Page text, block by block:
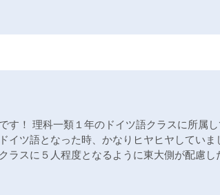
す！ 理科一類１年のドイツ語クラスに所属し
イツ語となった時、かなりヒヤヒヤしていま
ラスに５人程度となるように東大側が配慮し